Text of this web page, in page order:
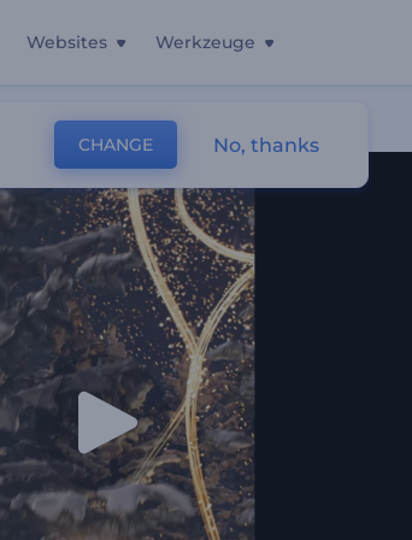
Websites Werkzeuge
CHANGE No, thanks